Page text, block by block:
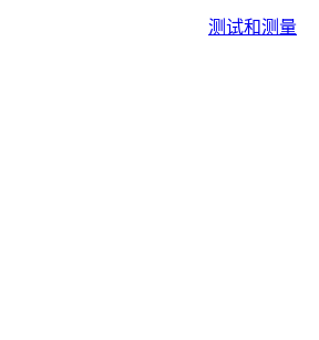
测试和测量